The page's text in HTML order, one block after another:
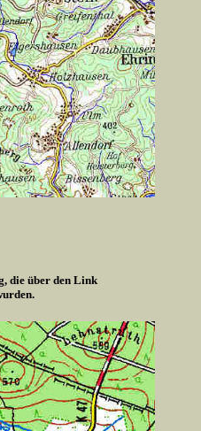
die über den Link